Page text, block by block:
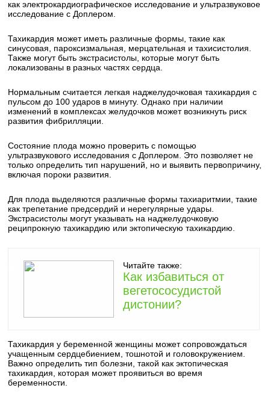
как электрокардиографическое исследование и ультразвуковое
исследование с Доплером.
Тахикардия может иметь различные формы, такие как
синусовая, пароксизмальная, мерцательная и тахисистолия.
Также могут быть экстрасистолы, которые могут быть
локализованы в разных частях сердца.
Нормальным считается легкая наджелудочковая тахикардия с
пульсом до 100 ударов в минуту. Однако при наличии
изменений в комплексах желудочков может возникнуть риск
развития фибрилляции.
Состояние плода можно проверить с помощью
ультразвукового исследования с Доплером. Это позволяет не
только определить тип нарушений, но и выявить первопричину,
включая пороки развития.
Для плода выделяются различные формы тахиаритмии, такие
как трепетание предсердий и нерегулярные удары.
Экстрасистолы могут указывать на наджелудочковую
реципрокную тахикардию или эктопическую тахикардию.
Читайте также:
Как избавиться от
вегетососудистой
дистонии?
Тахикардия у беременной женщины может сопровождаться
учащенным сердцебиением, тошнотой и головокружением.
Важно определить тип болезни, такой как эктопическая
тахикардия, которая может проявиться во время
беременности.